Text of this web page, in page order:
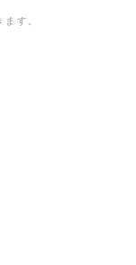
す。